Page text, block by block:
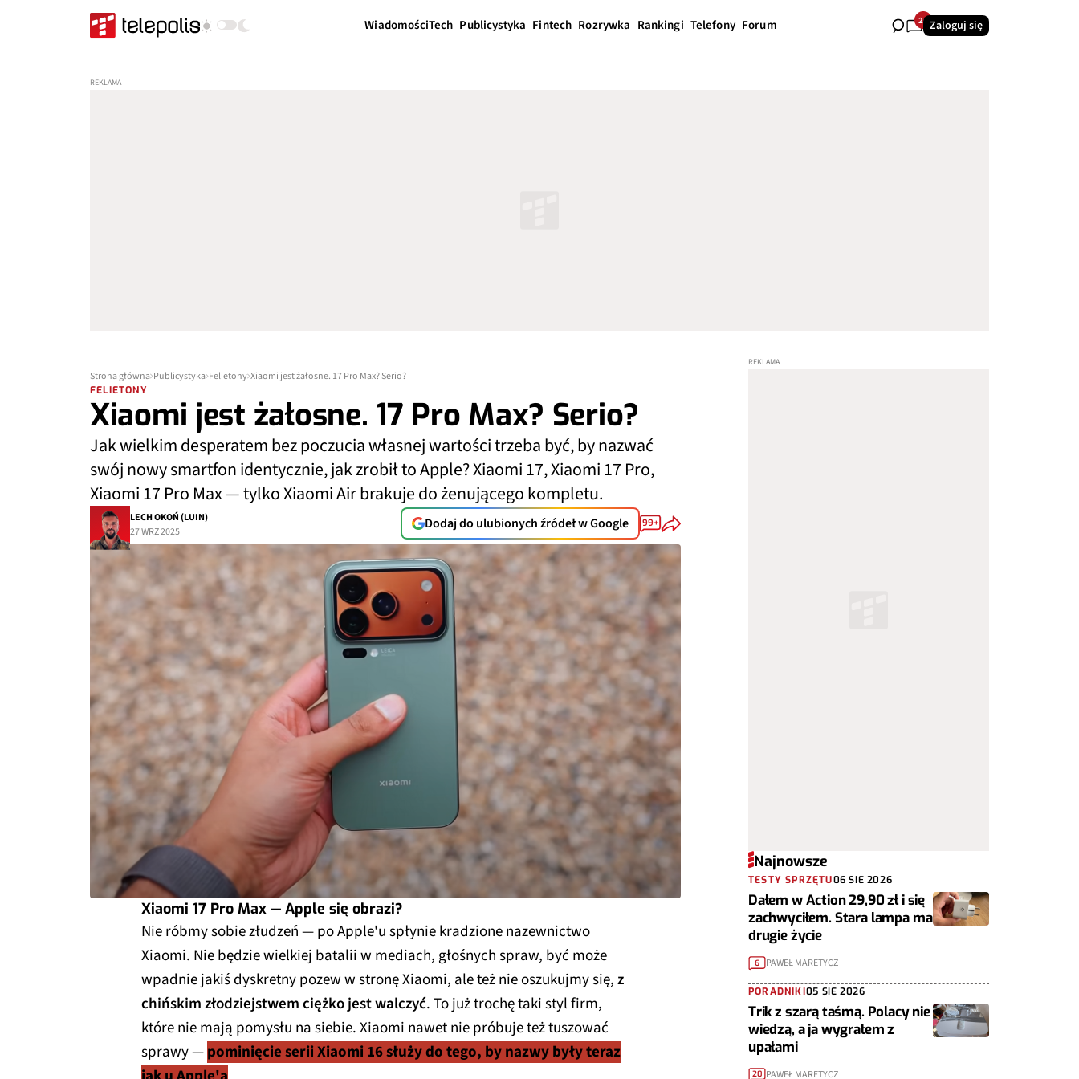
WiadomościTech Publicystyka Fintech Rozrywka Rankingi Telefony Forum 26Zaloguj się
Strona główna Publicystyka Felietony Xiaomi jest żałosne. 17 Pro Max? Serio?
FELIETONY
Xiaomi jest żałosne. 17 Pro Max? Serio?
Jak wielkim desperatem bez poczucia własnej wartości trzeba być, by nazwać
swój nowy smartfon identycznie, jak zrobił to Apple? Xiaomi 17, Xiaomi 17 Pro,
Xiaomi 17 Pro Max — tylko Xiaomi Air brakuje do żenującego kompletu.
LECH OKOŃ (LUIN)
27 WRZ 2025
Dodaj do ulubionych źródeł w Google 99+
Xiaomi 17 Pro Max — Apple się obrazi?
Nie róbmy sobie złudzeń — po Apple'u spłynie kradzione nazewnictwo
Xiaomi. Nie będzie wielkiej batalii w mediach, głośnych spraw, być może
wpadnie jakiś dyskretny pozew w stronę Xiaomi, ale też nie oszukujmy się,z
chińskim złodziejstwem ciężko jest walczyć. To już trochę taki styl firm,
które nie mają pomysłu na siebie. Xiaomi nawet nie próbuje też tuszować
sprawy —pominięcie serii Xiaomi 16 służy do tego, by nazwy były teraz
Najnowsze
TESTY SPRZĘTU06 SIE 2026
Dałem w Action 29,90 zł i się
zachwyciłem. Stara lampa ma
drugie życie
6 PAWEŁ MARETYCZ
PORADNIKI05 SIE 2026
Trik z szarą taśmą. Polacy nie
wiedzą, a ja wygrałem z
upałami
20 PAWEŁ MARETYCZ